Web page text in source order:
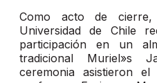
Como acto de
Universidad de Chile
participación en un
tradicional Muriel»s
ceremonia asistieron